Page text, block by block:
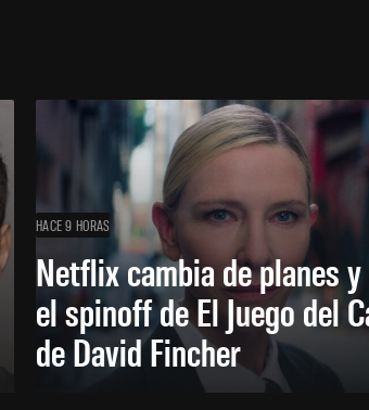
HACE 9 HORAS
Netflix cambia de planes
el spinoff de El Juego del
de David Fincher